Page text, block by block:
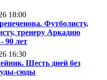
18:00
Футболисту,
тренеру Аркадию
90 лет
16:30
Шесть дней без
сюды